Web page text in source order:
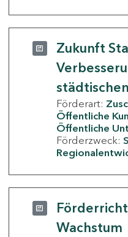
Zukunft
Förderart:
Öffentliche
Öffentliche
Förderzweck:
Wachstum